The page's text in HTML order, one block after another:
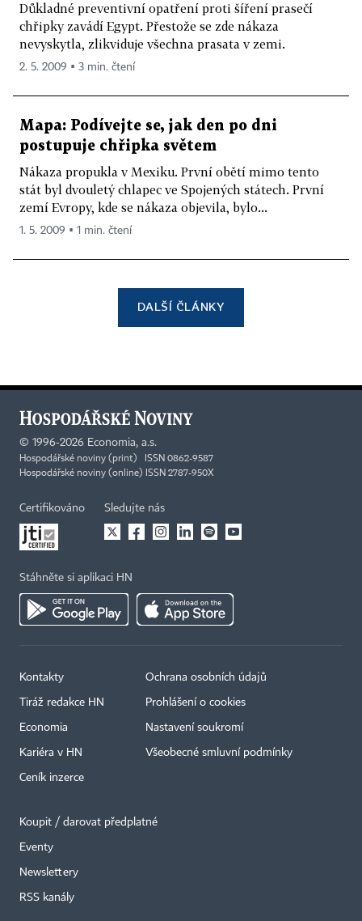
Důkladné preventivní opatření proti šíření prasečí
chřipky zavádí Egypt. Přestože se zde nákaza
nevyskytla, zlikviduje všechna prasata v zemi.
2. 5. 2009 ▪ 3 min. čtení
Mapa: Podívejte se, jak den po dni
postupuje chřipka světem
Nákaza propukla v Mexiku. První obětí mimo tento
stát byl dvouletý chlapec ve Spojených státech. První
zemí Evropy, kde se nákaza objevila, bylo...
1. 5. 2009 ▪ 1 min. čtení
DALŠÍ ČLÁNKY
© 1996-2026 Economia, a.s.
Hospodářské noviny (print) ISSN 0862-9587
Hospodářské noviny (online) ISSN 2787-950X
Certifikováno Sledujte nás
Stáhněte si aplikaci HN
Kontakty
Tiráž redakce HN
Economia
Kariéra v HN
Ceník inzerce
Ochrana osobních údajů
Prohlášení o cookies
Nastavení soukromí
Všeobecné smluvní podmínky
Koupit / darovat předplatné
Eventy
Newslettery
RSS kanály